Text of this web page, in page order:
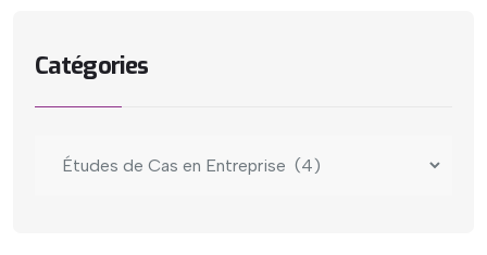
Catégories